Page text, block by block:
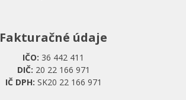
Fakturačné údaje
IČO: 36 442 411
DIČ: 20 22 166 971
IČ DPH: SK20 22 166 971